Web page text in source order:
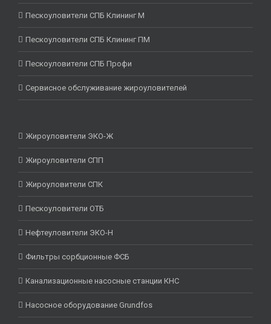
Пескоуловители СПБ Клининг М
Пескоуловители СПБ Клининг ПМ
Пескоуловители СПБ Профи
Сервисное обслуживание жироуловителей
Жироуловители ЭКО-Ж
Жироуловители СПП
Жироуловители СПК
Пескоуловители ОТБ
Нефтеуловители ЭКО-Н
Фильтры сорбционные ФСБ
Канализационные насосные станции КНС
Насосное оборудование Grundfos